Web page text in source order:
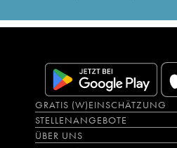
GRATIS (W)EINSCHÄTZUNG
STELLENANGEBOTE
ÜBER UNS